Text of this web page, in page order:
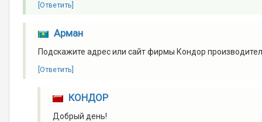
[Ответить]
Арман
Подскажите адрес или сайт фирмы Кондор
[Ответить]
КОНДОР
Добрый день!